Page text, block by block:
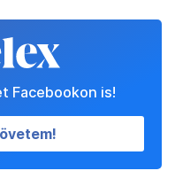
Facebookon is!